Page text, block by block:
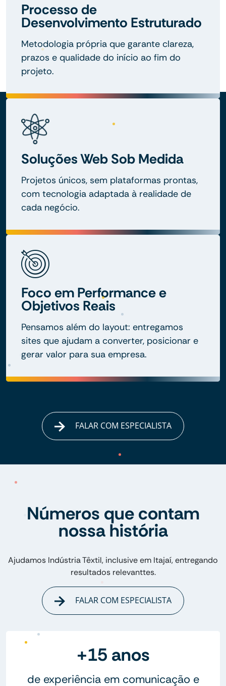
Processo de
Desenvolvimento Estruturado
Metodologia própria que garante clareza,
prazos e qualidade do início ao fim do
projeto.
Soluções Web Sob Medida
Projetos únicos, sem plataformas prontas,
com tecnologia adaptada à realidade de
cada negócio.
Foco em Performance e
Objetivos Reais
Pensamos além do layout: entregamos
sites que ajudam a converter, posicionar e
gerar valor para sua empresa.
FALAR COM ESPECIALISTA
Números que contam
nossa história
Ajudamos Indústria Têxtil, inclusive em Itajaí, entregando
resultados relevanttes.
FALAR COM ESPECIALISTA
+15 anos
de experiência em comunicação e